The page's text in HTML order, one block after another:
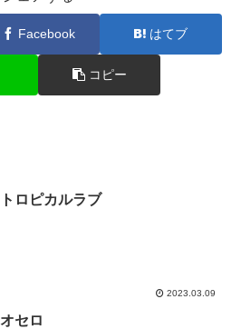
Facebook はてブ
コピー
トロピカルラブ
2023.03.09
オセロ